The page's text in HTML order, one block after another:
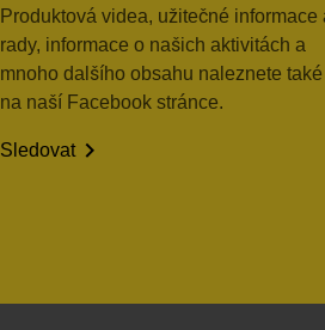
Produktová videa, užitečné informace
rady, informace o našich aktivitách a
mnoho dalšího obsahu naleznete také
na naší Facebook stránce.
Sledovat